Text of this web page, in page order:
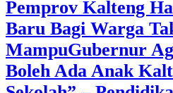
Pemprov Kalteng
Baru Bagi Warga
Mampu‎Gubernur
Boleh Ada Anak